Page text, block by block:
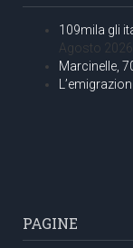
109mila gli
Agosto 2026
Marcinelle,
PAGINE